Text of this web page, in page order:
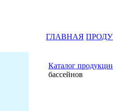
ГЛАВНАЯ
Каталог
бассейнов